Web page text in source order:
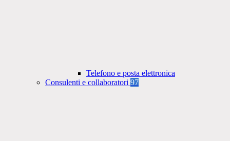
Telefono e posta elettronica
Consulenti e collaboratori 97